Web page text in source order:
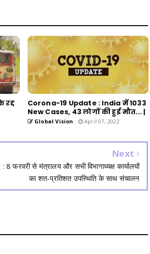
Corona-19 Update : India में 1033
New Cases, 43 लोगों की हुई मौत... |
Global Vision April 07, 2022
Next
फरवरी से मंत्रालय और सभी विभागाध्यक्ष कार्यालयों
का शत-प्रतिशत उपस्थिति के साथ संचालन